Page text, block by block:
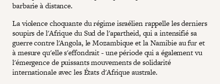
barbarie à distance.
La violence choquante du régime israélien rappelle les derniers
soupirs de l'Afrique du Sud de l'apartheid, qui a intensifié sa
guerre contre l'Angola, le Mozambique et la Namibie au fur et
à mesure qu'elle s'effondrait - une période qui a également vu
l'émergence de puissants mouvements de solidarité
internationale avec les États d'Afrique australe.